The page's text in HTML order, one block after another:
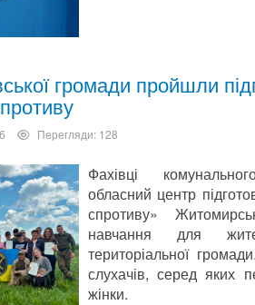
громади пройшли
Перегляди: 128
Фахівці
обласний центр
спротиву»
навчання для
територіальної
слухачів, серед яких
жінки.